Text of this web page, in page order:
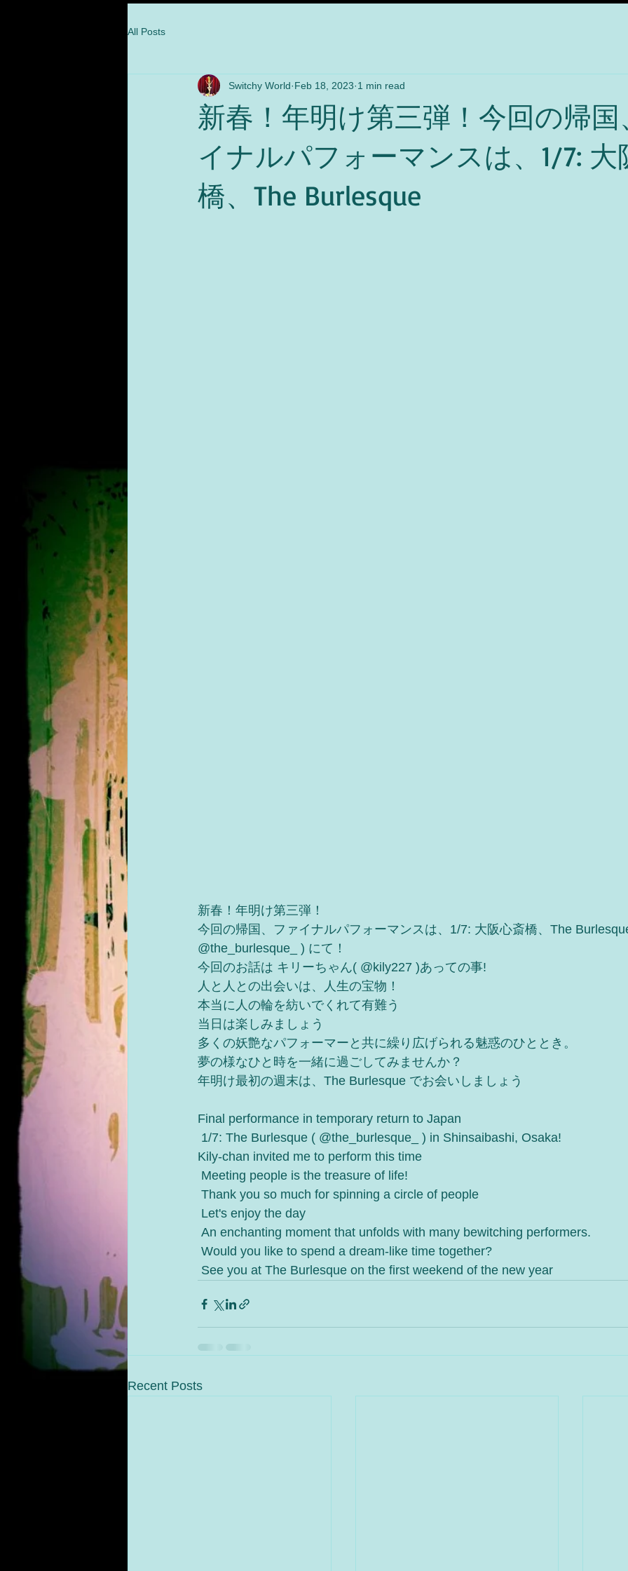
All Posts
新春！年明け第三弾！今回の帰
イナルパフォーマンスは、1/7: 大
橋、The Burlesque
Switchy World Feb 18, 2023 1 min read
新春！年明け第三弾！
今回の帰国、ファイナルパフォーマンスは、1/7: 大阪心斎橋、The
@the_burlesque_ ) にて！
今回のお話は キリーちゃん( @kily227 )あっての事!
人と人との出会いは、人生の宝物！
本当に人の輪を紡いでくれて有難う
当日は楽しみましょう
多くの妖艶なパフォーマーと共に繰り広げられる魅惑のひととき。
夢の様なひと時を一緒に過ごしてみませんか？
年明け最初の週末は、The Burlesque でお会いしましょう
Final performance in temporary return to Japan
1/7: The Burlesque ( @the_burlesque_ ) in Shinsaibashi, Osaka!
Kily-chan invited me to perform this time
Meeting people is the treasure of life!
Thank you so much for spinning a circle of people
Let's enjoy the day
An enchanting moment that unfolds with many bewitching performers.
Would you like to spend a dream-like time together?
See you at The Burlesque on the first weekend of the new year
Recent Posts